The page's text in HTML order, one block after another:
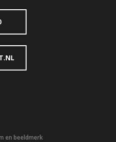
en beeldmerk